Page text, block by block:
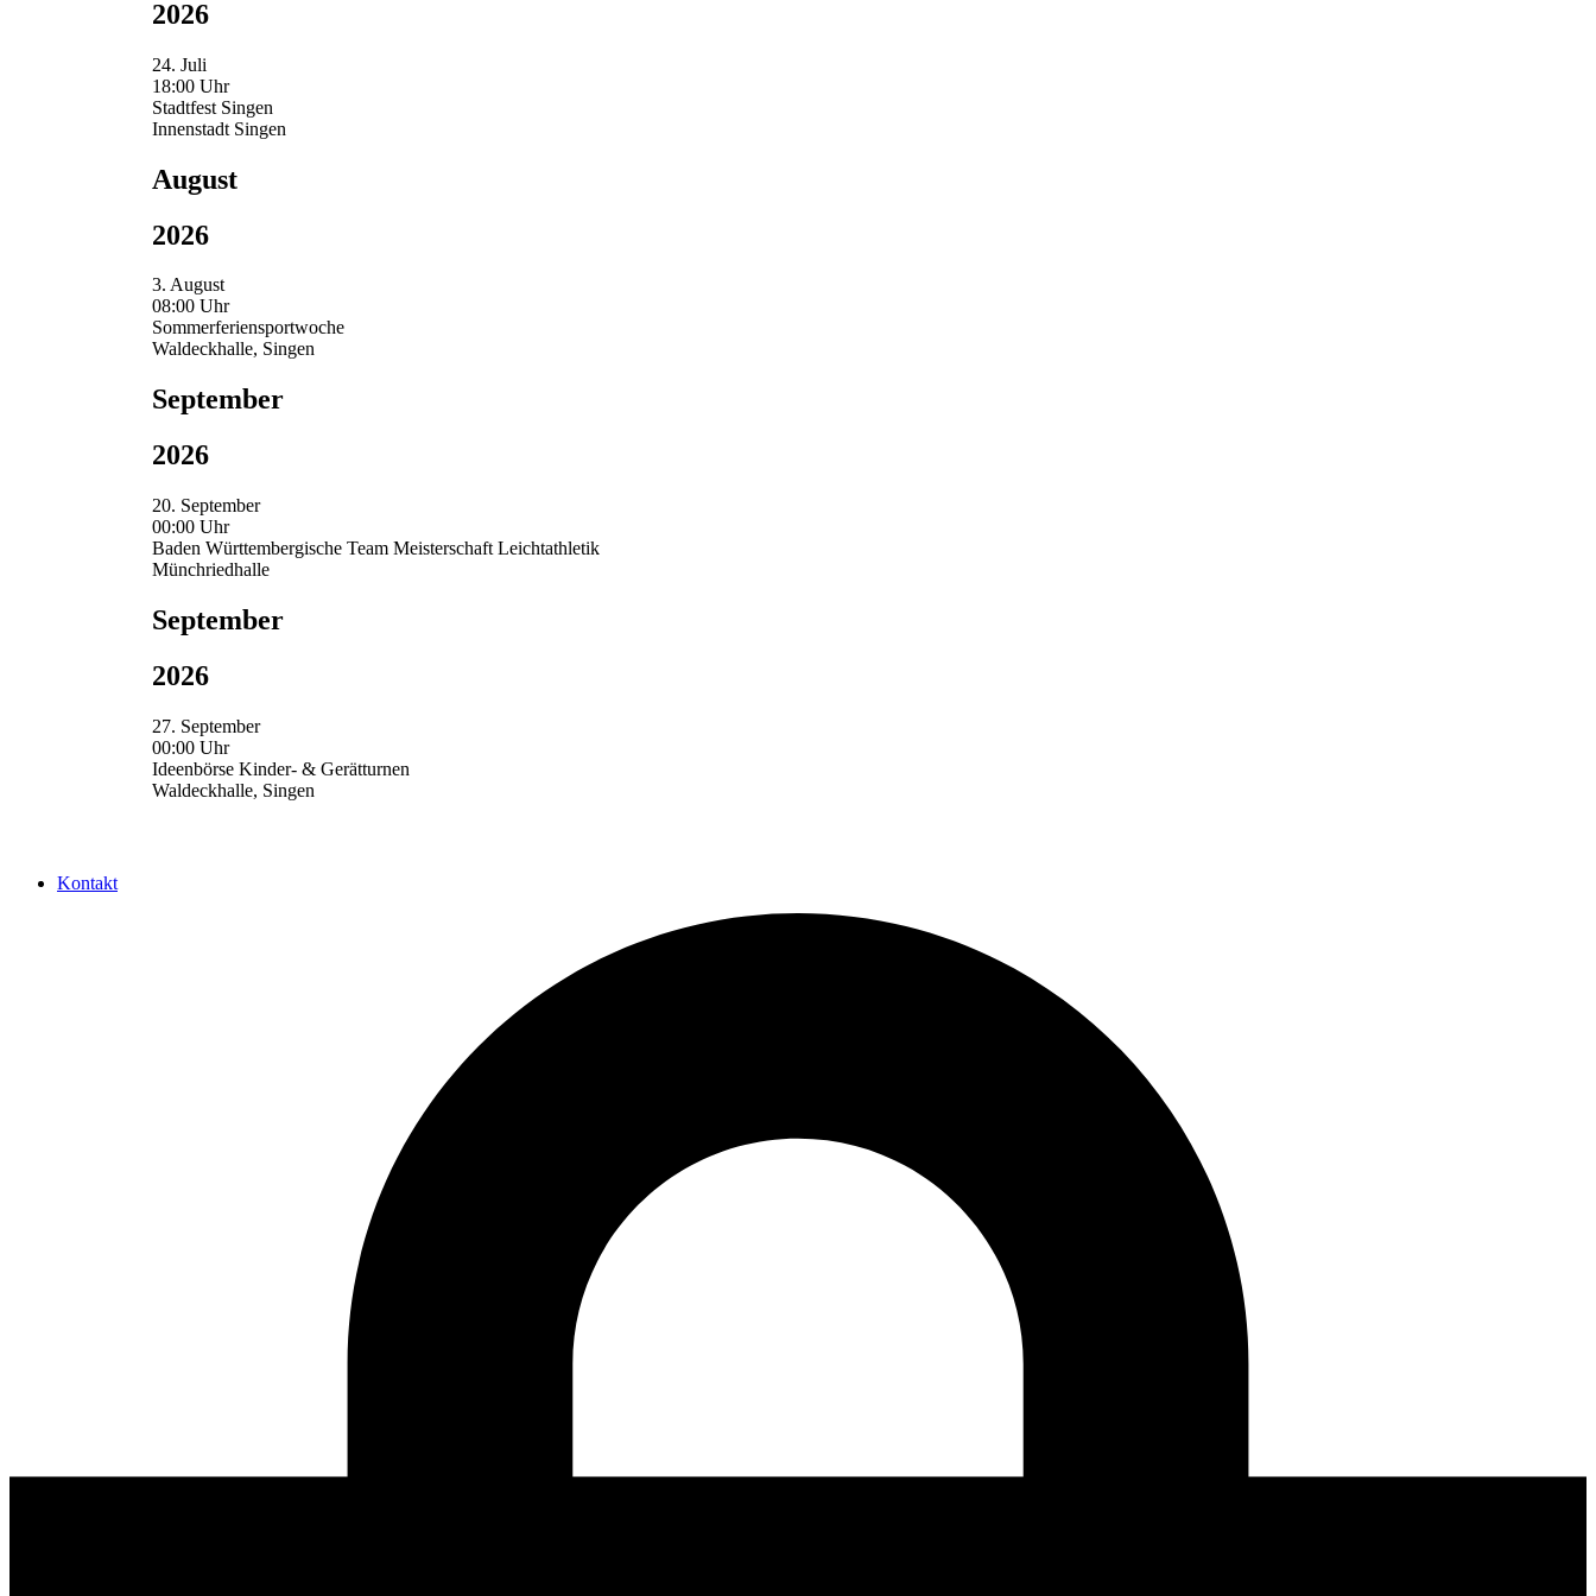
2026
24. Juli
18:00 Uhr
Stadtfest Singen
Innenstadt Singen
August
2026
3. August
08:00 Uhr
Sommerferiensportwoche
Waldeckhalle, Singen
September
2026
20. September
00:00 Uhr
Baden Württembergische Team Meisterschaft Leichtathletik
Münchriedhalle
September
2026
27. September
00:00 Uhr
Ideenbörse Kinder- & Gerätturnen
Waldeckhalle, Singen
Kontakt